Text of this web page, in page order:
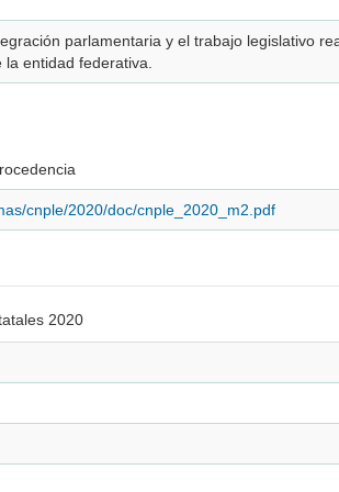
parlamentaria y el trabajo legislativo
entidad federativa.
cnple/2020/doc/cnple_2020_m2.pdf
2020